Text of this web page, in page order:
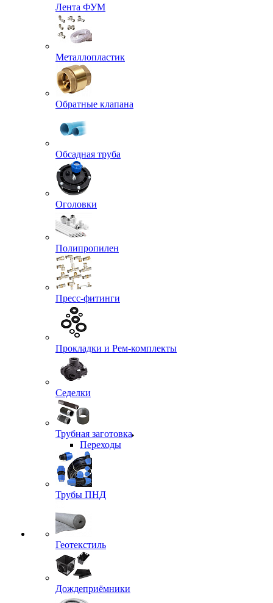
Лента ФУМ
Металлопластик
Обратные клапана
Обсадная труба
Оголовки
Полипропилен
Пресс-фитинги
Прокладки и Рем-комплекты
Седелки
Трубная заготовка
Переходы
Трубы ПНД
Геотекстиль
Дождеприёмники